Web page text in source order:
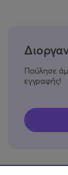
Πούλησε
εγγραφής!